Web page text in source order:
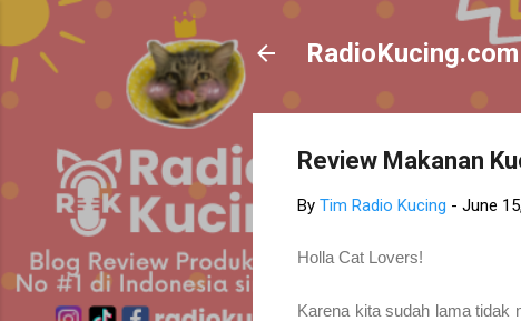
RadioKucing.com
Review Makanan
By Tim Radio Kucing - June
Holla Cat Lovers!
Karena kita sudah lama tidak